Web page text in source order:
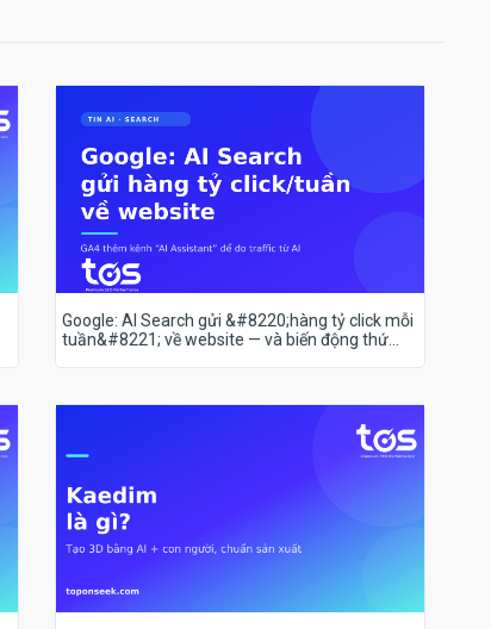
Google: AI Search gửi &#8220;hàng tỷ click mỗi
tuần&#8221; về website — và biến động thứ